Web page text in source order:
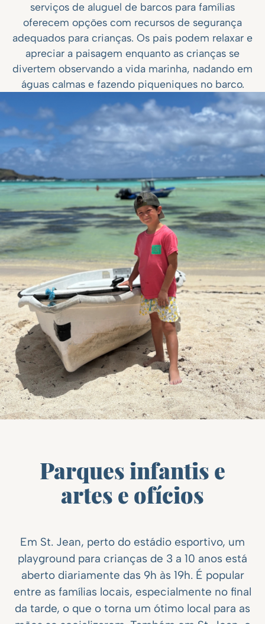
serviços de aluguel de barcos para famílias
oferecem opções com recursos de segurança
adequados para crianças. Os pais podem relaxar e
apreciar a paisagem enquanto as crianças se
divertem observando a vida marinha, nadando em
águas calmas e fazendo piqueniques no barco.
Parques infantis e
artes e ofícios
Em St. Jean, perto do estádio esportivo, um
playground para crianças de 3 a 10 anos está
aberto diariamente das 9h às 19h. É popular
entre as famílias locais, especialmente no final
da tarde, o que o torna um ótimo local para as